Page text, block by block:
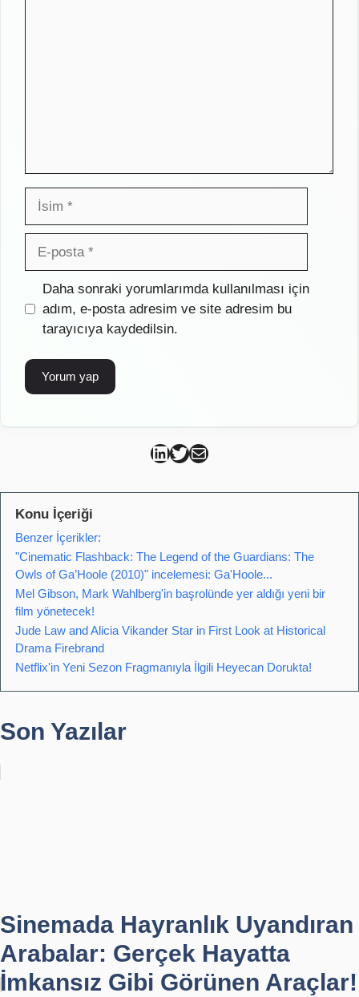
İsim
posta
İnternet
sitesi
Daha sonraki yorumlarımda kullanılması için
adım, e-posta adresim ve site adresim bu
tarayıcıya kaydedilsin.
Can Kütahya Linkedin
Can Kütahya Twitter
Can Kütahya Mail
Konu İçeriği
Benzer İçerikler:
"Cinematic Flashback: The Legend of the Guardians: The
Owls of Ga’Hoole (2010)" incelemesi: Ga'Hoole...
Mel Gibson, Mark Wahlberg'in başrolünde yer aldığı yeni bir
film yönetecek!
Jude Law and Alicia Vikander Star in First Look at Historical
Drama Firebrand
Netflix'in Yeni Sezon Fragmanıyla İlgili Heyecan Dorukta!
Son Yazılar
Sinemada Hayranlık Uyandıran
Arabalar: Gerçek Hayatta
İmkansız Gibi Görünen Araçlar!